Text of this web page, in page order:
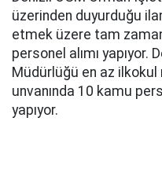
üzerinden duyurduğu
etmek üzere tam
personel alımı yapıyor.
Müdürlüğü en az
unvanında 10 kamu
yapıyor.